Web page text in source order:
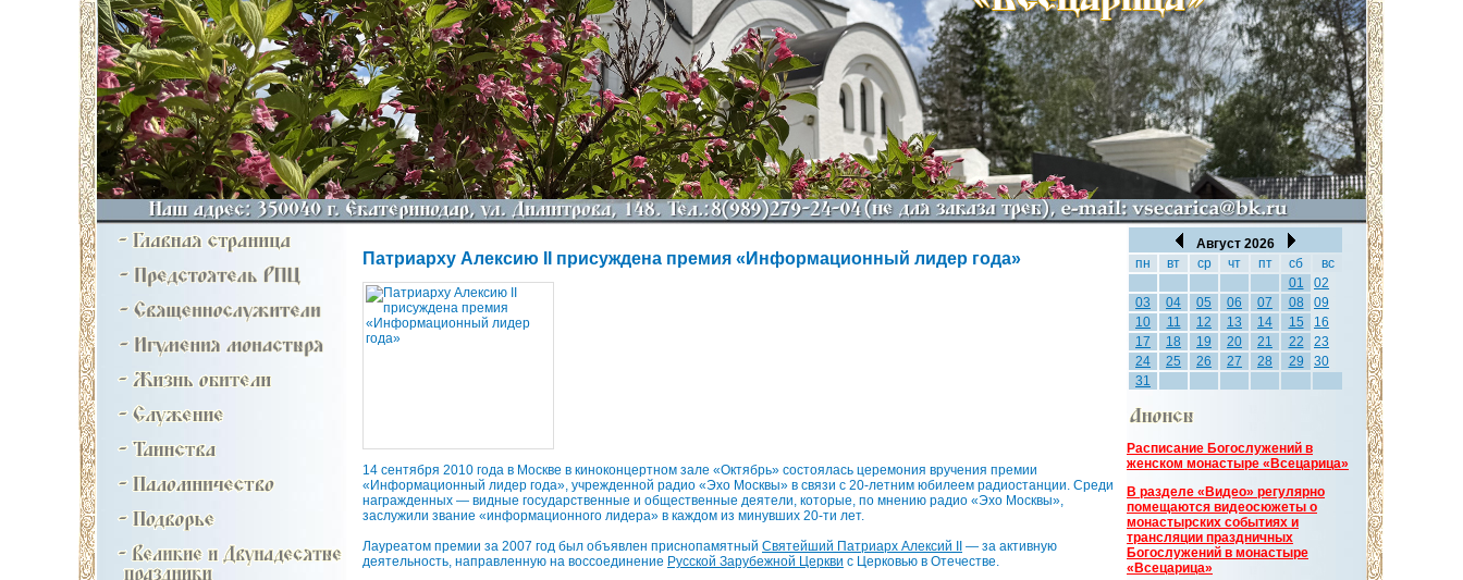
Патриарху Алексию II присуждена премия «Информационный лидер года»
14 сентября 2010 года в Москве в киноконцертном зале «Октябрь» состоялась церемония вручения премии
«Информационный лидер года», учрежденной радио «Эхо Москвы» в связи с 20-летним юбилеем радиостанции. Среди
награжденных — видные государственные и общественные деятели, которые, по мнению радио «Эхо Москвы»,
заслужили звание «информационного лидера» в каждом из минувших 20-ти лет.
Лауреатом премии за 2007 год был объявлен приснопамятный Святейший Патриарх Алексий II — за активную
деятельность, направленную на воссоединение Русской Зарубежной Церкви с Церковью в Отечестве.
Август 2026
пн
вт ср чт пт сб
вс
01
02
03
04 05 06 07 08
09
10
11 12 13 14 15
16
17
18 19 20 21 22
23
24
25 26 27 28 29
30
31
Расписание Богослужений в
женском монастыре «Всецарица»
В разделе «Видео» регулярно
помещаются видеосюжеты о
монастырских событиях и
трансляции праздничных
Богослужений в монастыре
«Всецарица»